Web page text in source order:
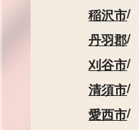
稲沢市
丹羽郡
刈谷市
清須市
愛西市